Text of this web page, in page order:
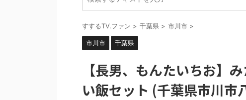
すするTV.ファン > 千葉県 > 市川市 >
市川市 千葉県
【長男、もんたいちお】
い飯セット (千葉県市川市